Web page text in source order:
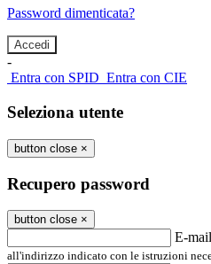
Password dimenticata?
-
Entra con SPID Entra con CIE
Seleziona utente
button close ×
Recupero password
button close ×
E-mail
all'indirizzo indicato con le istruzioni